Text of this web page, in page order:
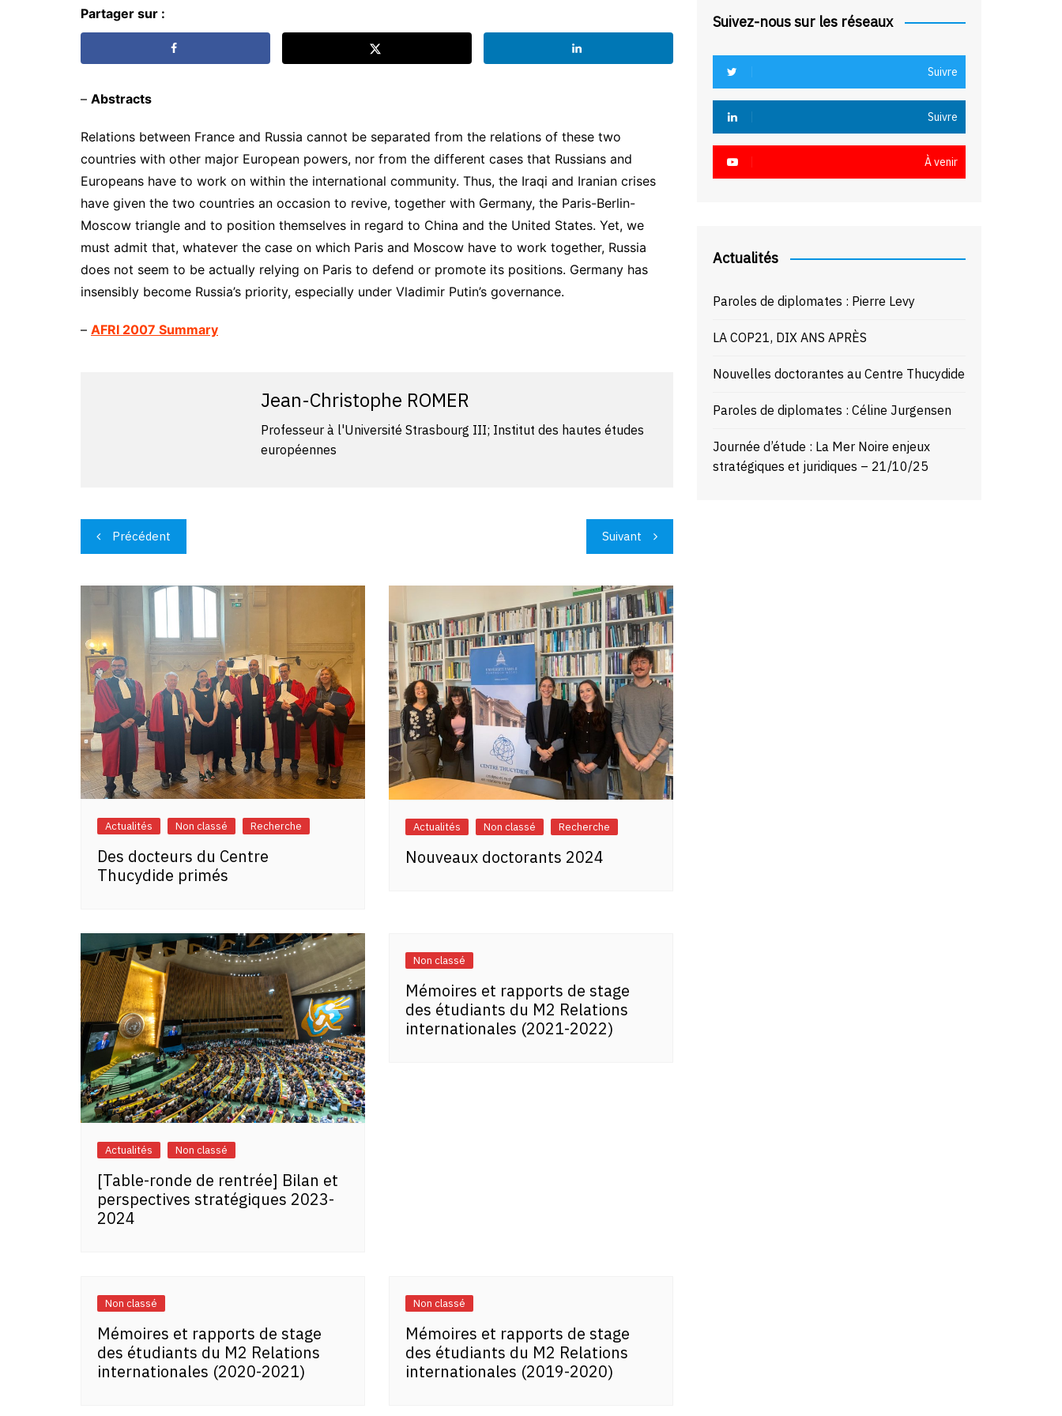
Partager sur :
– Abstracts
Relations between France and Russia cannot be separated from the relations of these two
countries with other major European powers, nor from the different cases that Russians and
Europeans have to work on within the international community. Thus, the Iraqi and Iranian crises
have given the two countries an occasion to revive, together with Germany, the Paris-Berlin-
Moscow triangle and to position themselves in regard to China and the United States. Yet, we
must admit that, whatever the case on which Paris and Moscow have to work together, Russia
does not seem to be actually relying on Paris to defend or promote its positions. Germany has
insensibly become Russia’s priority, especially under Vladimir Putin’s governance.
– AFRI 2007 Summary
Jean-Christophe ROMER
Professeur à l'Université Strasbourg III; Institut des hautes études
européennes
Navigation
de
l’article
Précédent Suivant
Actualités Non classé Recherche
Des docteurs du Centre
Thucydide primés
Actualités Non classé Recherche
Nouveaux doctorants 2024
Actualités Non classé
[Table-ronde de rentrée] Bilan et
perspectives stratégiques 2023-
2024
Non classé
Mémoires et rapports de stage
des étudiants du M2 Relations
internationales (2021-2022)
Non classé
Mémoires et rapports de stage
des étudiants du M2 Relations
internationales (2020-2021)
Non classé
Mémoires et rapports de stage
des étudiants du M2 Relations
internationales (2019-2020)
Suivez-nous sur les réseaux
Suivre
Suivre
À venir
Actualités
Paroles de diplomates : Pierre Levy
LA COP21, DIX ANS APRÈS
Nouvelles doctorantes au Centre Thucydide
Paroles de diplomates : Céline Jurgensen
Journée d’étude : La Mer Noire enjeux
stratégiques et juridiques – 21/10/25